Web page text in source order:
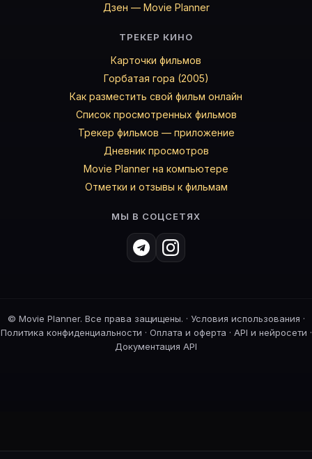
Дзен — Movie Planner
ТРЕКЕР КИНО
Карточки фильмов
Горбатая гора (2005)
Как разместить свой фильм онлайн
Список просмотренных фильмов
Трекер фильмов — приложение
Дневник просмотров
Movie Planner на компьютере
Отметки и отзывы к фильмам
МЫ В СОЦСЕТЯХ
© Movie Planner. Все права защищены. · Условия использования ·
Политика конфиденциальности · Оплата и оферта · API и нейросети ·
Документация API